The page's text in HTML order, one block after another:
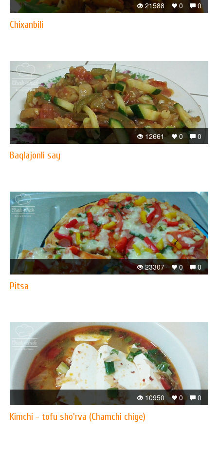
0
0
21588
Chixanbili
0
0
12661
Baqlajonli say
0
0
23307
Pitsa
0
0
10950
Kimchi - tofu sho'rva (Chamchi chige)